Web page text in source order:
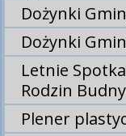
Dożynki
Dożynki
Letnie
Rodzin
Plener